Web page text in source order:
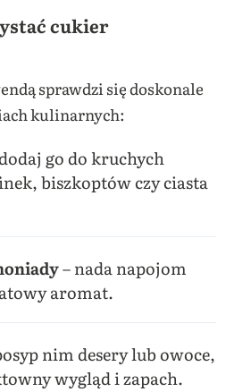
cukier
sprawdzi się doskonale
kulinarnych:
go do kruchych
biszkoptów czy ciasta
– nada napojom
aromat.
nim desery lub owoce,
wygląd i zapach.